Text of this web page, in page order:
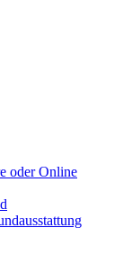
oder Online